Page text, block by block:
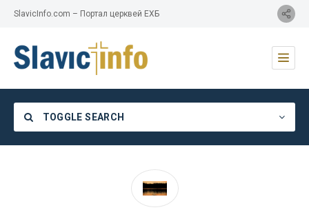
SlavicInfo.com – Портал церквей ЕХБ
TOGGLE SEARCH